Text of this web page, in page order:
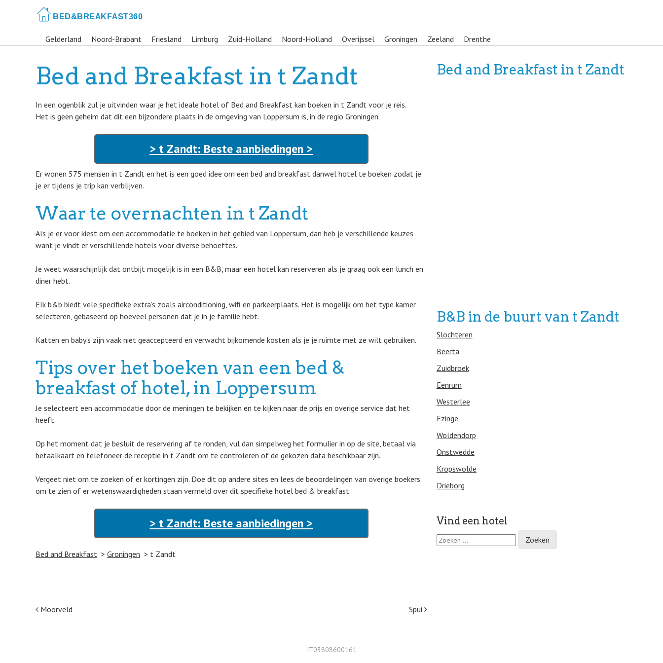
Gelderland Noord-Brabant Friesland Limburg Zuid-Holland Noord-Holland Overijssel Groningen Zeeland Drenthe
Bed and Breakfast in t Zandt
In een ogenblik zul je uitvinden waar je het ideale hotel of Bed and Breakfast kan boeken in t Zandt voor je reis.
Het is geen geheim dat dit een bijzondere plaats in de omgeving van Loppersum is, in de regio Groningen.
> t Zandt: Beste aanbiedingen >
Er wonen 575 mensen in t Zandt en het is een goed idee om een bed and breakfast danwel hotel te boeken zodat je
je er tijdens je trip kan verblijven.
Waar te overnachten in t Zandt
Als je er voor kiest om een accommodatie te boeken in het gebied van Loppersum, dan heb je verschillende keuzes
want je vindt er verschillende hotels voor diverse behoeftes.
Je weet waarschijnlijk dat ontbijt mogelijk is in een B&B, maar een hotel kan reserveren als je graag ook een lunch en
diner hebt.
Elk b&b biedt vele specifieke extra’s zoals airconditioning, wifi en parkeerplaats. Het is mogelijk om het type kamer
selecteren, gebaseerd op hoeveel personen dat je in je familie hebt.
Katten en baby’s zijn vaak niet geaccepteerd en verwacht bijkomende kosten als je je ruimte met ze wilt gebruiken.
Tips over het boeken van een bed &
breakfast of hotel, in Loppersum
Je selecteert een accommodatie door de meningen te bekijken en te kijken naar de prijs en overige service dat het
heeft.
Op het moment dat je besluit de reservering af te ronden, vul dan simpelweg het formulier in op de site, betaal via
betaalkaart en telefoneer de receptie in t Zandt om te controleren of de gekozen data beschikbaar zijn.
Vergeet niet om te zoeken of er kortingen zijn. Doe dit op andere sites en lees de beoordelingen van overige boekers
om te zien of er wetenswaardigheden staan vermeld over dit specifieke hotel bed & breakfast.
> t Zandt: Beste aanbiedingen >
Bed and Breakfast Groningen t Zandt
Post navigation
Moorveld Spui
Bed and Breakfast in t Zandt
B&B in de buurt van t Zandt
Slochteren
Beerta
Zuidbroek
Eenrum
Westerlee
Ezinge
Woldendorp
Onstwedde
Kropswolde
Drieborg
Vind een hotel
Z
o
IT03808600161